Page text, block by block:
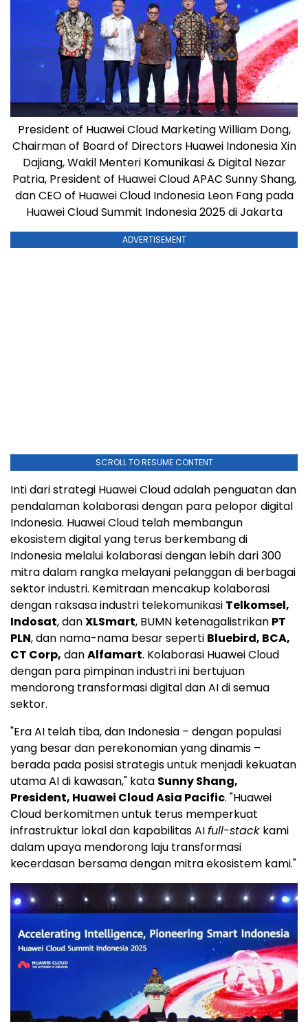
President of Huawei Cloud Marketing William Dong,
Chairman of Board of Directors Huawei Indonesia Xin
Dajiang, Wakil Menteri Komunikasi & Digital Nezar
Patria, President of Huawei Cloud APAC Sunny Shang,
dan CEO of Huawei Cloud Indonesia Leon Fang pada
Huawei Cloud Summit Indonesia 2025 di Jakarta
ADVERTISEMENT
SCROLL TO RESUME CONTENT
Inti dari strategi Huawei Cloudadalah penguatan dan
pendalaman kolaborasi dengan para pelopor digital
Indonesia. Huawei Cloud telah membangun
ekosistem digital yang terus berkembang di
Indonesia melalui kolaborasi dengan lebih dari 300
mitra dalam rangka melayani pelanggan di berbagai
sektor industri. Kemitraan mencakup kolaborasi
dengan raksasa industri telekomunikasi Telkomsel,
Indosat, danXLSmart, BUMN ketenagalistrikan PT
PLN, dan nama-nama besar seperti Bluebird, BCA,
CT Corp, danAlfamart. Kolaborasi Huawei Cloud
dengan para pimpinan industri ini bertujuan
mendorong transformasi digital danAI disemua
sektor.
"Era AI telah tiba, dan Indonesia – dengan populasi
yang besar dan perekonomian yang dinamis –
berada pada posisi strategis untuk menjadi kekuatan
utamaAI di kawasan," kata Sunny Shang,
President, Huawei Cloud Asia Pacific. "Huawei
Cloud berkomitmen untuk terus memperkuat
infrastruktur lokal dan kapabilitas AIfull-stack kami
dalam upaya mendorong laju transformasi
kecerdasan bersama dengan mitra ekosistem kami."